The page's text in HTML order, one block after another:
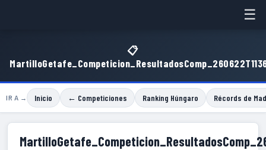
☰
📋
IR A → Inicio ← Competiciones Ranking Húngaro Récords de